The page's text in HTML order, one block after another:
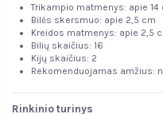
Trikampio matmenys: apie 14
Bilės skersmuo: apie 2,5 cm
Kreidos matmenys: apie 2,5
Bilių skaičius: 16
Kijų skaičius: 2
Rekomenduojamas amžius:
Rinkinio turinys